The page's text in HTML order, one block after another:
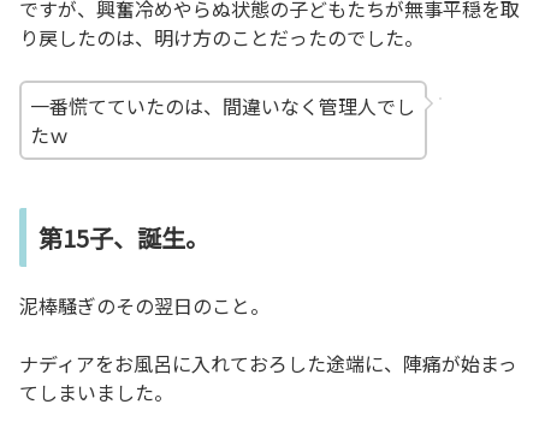
ですが、興奮冷めやらぬ状態の子どもたちが無事平穏を取
り戻したのは、明け方のことだったのでした。
一番慌てていたのは、間違いなく管理人でし
たｗ
第15子、誕生。
泥棒騒ぎのその翌日のこと。
ナディアをお風呂に入れておろした途端に、陣痛が始まっ
てしまいました。